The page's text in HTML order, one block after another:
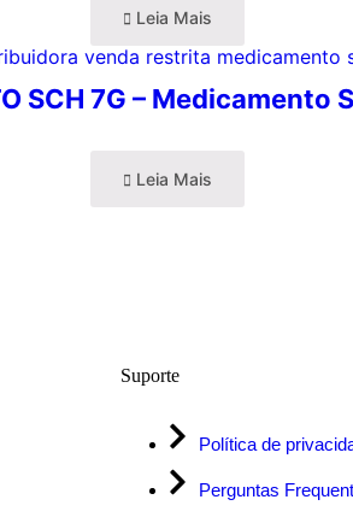
Leia Mais
SCH 7G – Medicamento
Leia Mais
Suporte
Política de
Perguntas